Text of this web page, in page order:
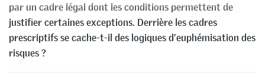
par un cadre légal dont les conditions permettent de
justifier certaines exceptions. Derrière les cadres
prescriptifs se cache-t-il des logiques d’euphémisation des
risques ?